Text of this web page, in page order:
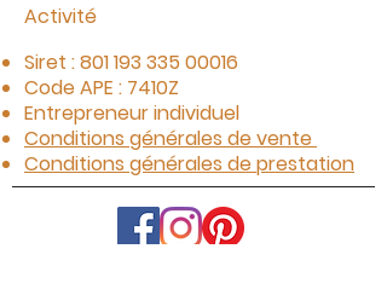
Activité
Siret :801 193 335 00016
Code APE : 7410Z
Entrepreneur individuel
Conditions générales de vente
Conditions générales de prestation